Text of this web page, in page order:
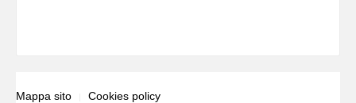
Mappa sito
Cookies policy